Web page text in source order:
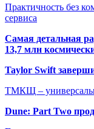
Практичность без
сервиса
Самая детальная
13,7 млн
Taylor Swift
ТМКЩ –
Dune: Part Two